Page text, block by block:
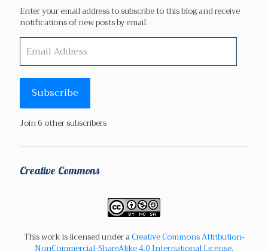
Enter your email address to subscribe to this blog and receive
notifications of new posts by email.
Email
Address
Subscribe
Join 6 other subscribers
Creative Commons
This work is licensed under aCreative Commons Attribution-